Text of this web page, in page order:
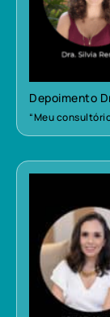
Depoimento
“Meu